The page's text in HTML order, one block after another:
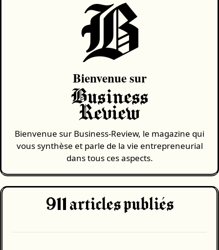
B
Bienvenue sur
Business
Review
Bienvenue sur Business-Review, le magazine qui
vous synthèse et parle de la vie entrepreneurial
dans tous ces aspects.
911 articles publiés